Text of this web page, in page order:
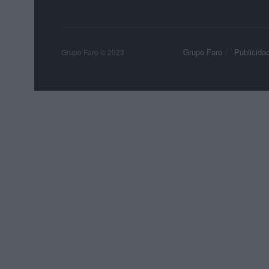
Grupo Faro Publicidad
Grupo Faro © 2023